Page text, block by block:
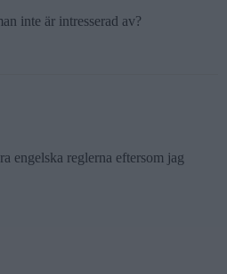
inte är intresserad av?
engelska reglerna eftersom jag